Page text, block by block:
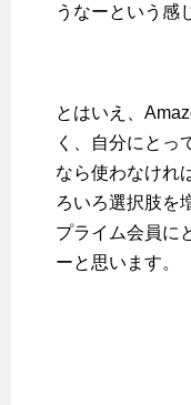
うなーという感
とはいえ、
く、自分にとっ
なら使わなけれ
ろいろ選択肢を
プライム会員に
ーと思います。